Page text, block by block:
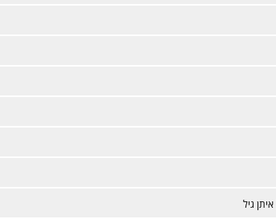
איתן גיל